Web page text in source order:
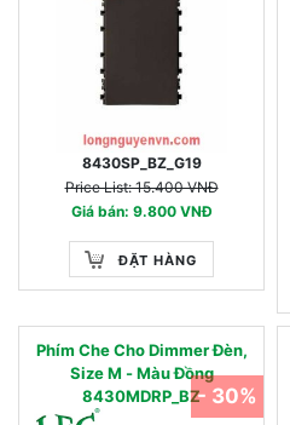
8430SP_BZ_G19
Price List: 15.400 VNĐ
Giá bán: 9.800 VNĐ
ĐẶT HÀNG
Phím Che Cho Dimmer Đèn,
Size M - Màu Đồng
8430MDRP_BZ- 30%